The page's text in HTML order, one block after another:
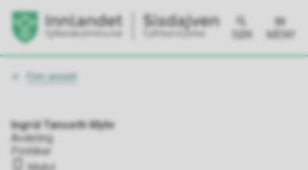
SØK MENY
Du
Finn ansatt
Ingrid Tønseth Myhr
Avdeling
Politiker